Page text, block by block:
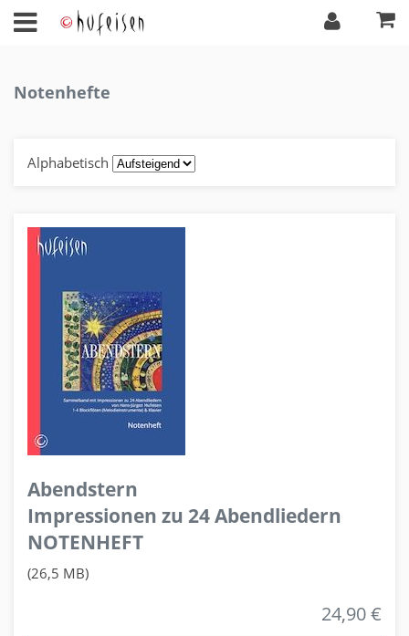
Notenhefte
Alphabetisch
Abendstern
Impressionen zu 24 Abendliedern
NOTENHEFT
(26,5 MB)
24,90 €